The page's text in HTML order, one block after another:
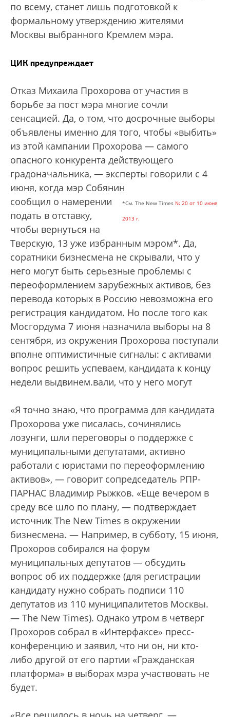
по всему, станет лишь подготовкой к
формальному утверждению жителями
Москвы выбранного Кремлем мэра.
ЦИК предупреждает
Отказ Михаила Прохорова от участия в
борьбе за пост мэра многие сочли
сенсацией. Да, о том, что досрочные выборы
объявлены именно для того, чтобы «выбить»
из этой кампании Прохорова — самого
опасного конкурента действующего
градоначальника, — эксперты говорили с 4
июня, когда мэр Собянин
*Cм. The New Times № 20 от 10 июня
2013 г.
сообщил о намерении
подать в отставку,
чтобы вернуться на
Тверскую, 13 уже избранным мэром*. Да,
соратники бизнесмена не скрывали, что у
него могут быть серьезные проблемы с
переоформлением зарубежных активов, без
перевода которых в Россию невозможна его
регистрация кандидатом. Но после того как
Мосгордума 7 июня назначила выборы на 8
сентября, из окружения Прохорова поступали
вполне оптимистичные сигналы: с активами
вопрос решить успеваем, кандидата к концу
недели выдвинем.вали, что у него могут
«Я точно знаю, что программа для кандидата
Прохорова уже писалась, сочинялись
лозунги, шли переговоры о поддержке с
муниципальными депутатами, активно
работали с юристами по переоформлению
активов», — говорит сопредседатель РПР-
ПАРНАС Владимир Рыжков. «Еще вечером в
среду все шло по плану, — подтверждает
источник The New Times в окружении
бизнесмена. — Например, в субботу, 15 июня,
Прохоров собирался на форум
муниципальных депутатов — обсудить
вопрос об их поддержке (для регистрации
кандидату нужно собрать подписи 110
депутатов из 110 муниципалитетов Москвы.
— The New Times). Однако утром в четверг
Прохоров собрал в «Интерфаксе» пресс-
конференцию и заявил, что ни он, ни кто-
либо другой от его партии «Гражданская
платформа» в выборах мэра участвовать не
будет.